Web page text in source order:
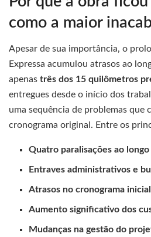
como a maior
Apesar de sua importância, o
Expressa acumulou atrasos ao
apenas três dos 15 quilômetros
entregues desde o início dos
uma sequência de problemas que
cronograma original. Entre os
Quatro paralisações ao
Entraves administrativos e
Atrasos no cronograma inicial
Aumento significativo dos
Mudanças na gestão do